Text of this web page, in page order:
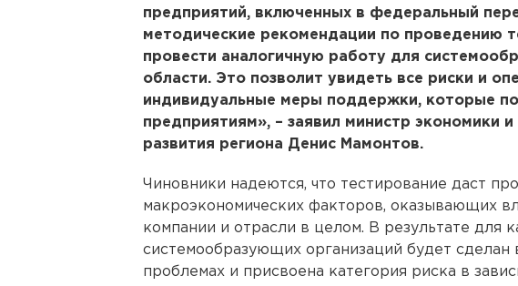
предприятий, включенных в федеральный
методические рекомендации по проведению
провести аналогичную работу для
области. Это позволит увидеть все риски и
индивидуальные меры поддержки, которые
предприятиям», – заявил министр экономики
развития региона Денис Мамонтов.
Чиновники надеются, что тестирование даст
макроэкономических факторов, оказывающих
компании и отрасли в целом. В результате для
системообразующих организаций будет
проблемах и присвоена категория риска в